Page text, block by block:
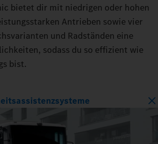
bietet dir mit niedrigen oder hohen
Antrieben sowie vier
und Radständen eine
sodass du so effizient wie
bist.